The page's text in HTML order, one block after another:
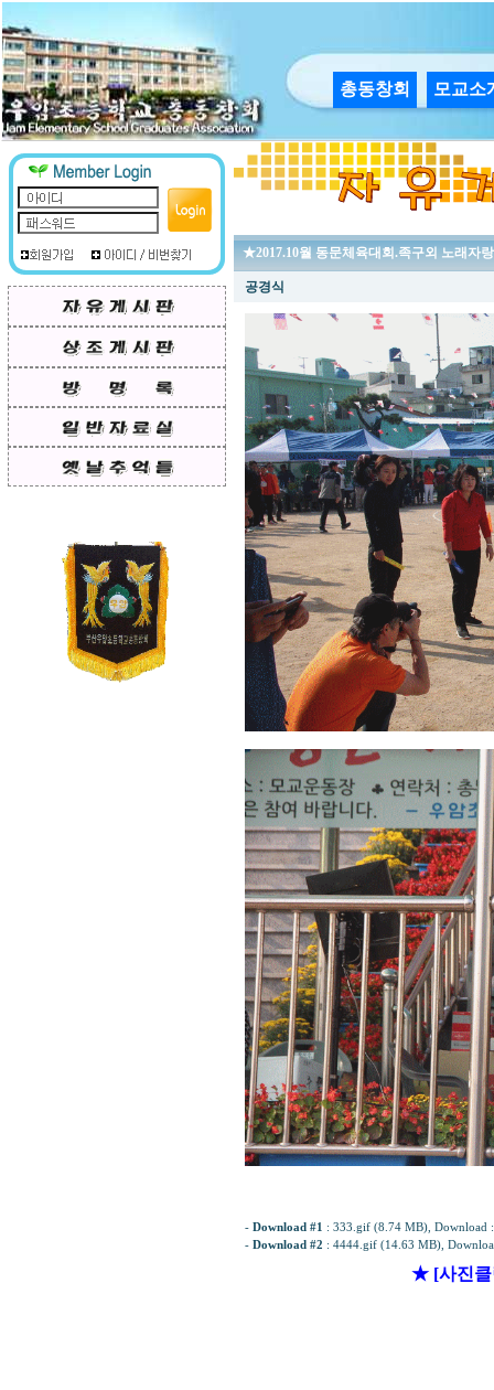
총동창회 모교소
★2017.10월 동문체육대회.족구외 노래자
공경식
- Download #1 : 333.gif (8.74 MB), Download
- Download #2 : 4444.gif (14.63 MB),
★ [사진클